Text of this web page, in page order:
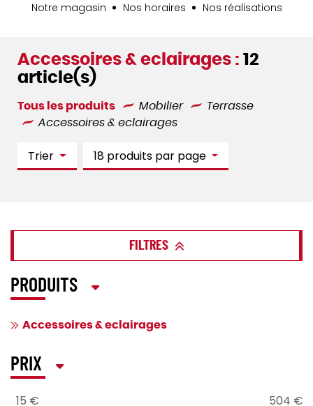
Notre magasin Nos horaires Nos réalisations
Accessoires & eclairages : 12
article(s)
Tous les produits Mobilier
Terrasse
Accessoires & eclairages
Trier 18 produits par page
FILTRES
PRODUITS
Accessoires & eclairages
PRIX
15 € 504 €